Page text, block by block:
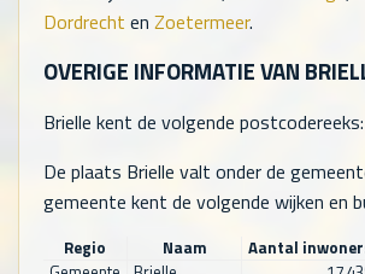
Dordrecht en Zoetermeer.
OVERIGE INFORMATIE VAN
Brielle kent de volgende
De plaats Brielle valt onder de
gemeente kent de volgende wijken en
Regio Naam Aantal